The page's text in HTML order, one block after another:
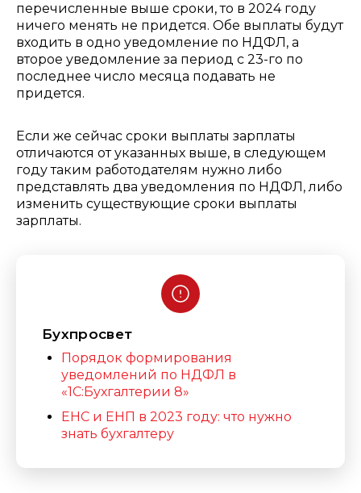
перечисленные выше сроки, то в 2024 году
ничего менять не придется. Обе выплаты будут
входить в одно уведомление по НДФЛ, а
второе уведомление за период с 23-го по
последнее число месяца подавать не
придется.
Если же сейчас сроки выплаты зарплаты
отличаются от указанных выше, в следующем
году таким работодателям нужно либо
представлять два уведомления по НДФЛ, либо
изменить существующие сроки выплаты
зарплаты.
Бухпросвет
Порядок формирования
уведомлений по НДФЛ в
«1С:Бухгалтерии 8»
ЕНС и ЕНП в 2023 году: что нужно
знать бухгалтеру